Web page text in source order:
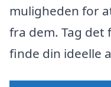
muligheden for
fra dem. Tag
finde din ideelle